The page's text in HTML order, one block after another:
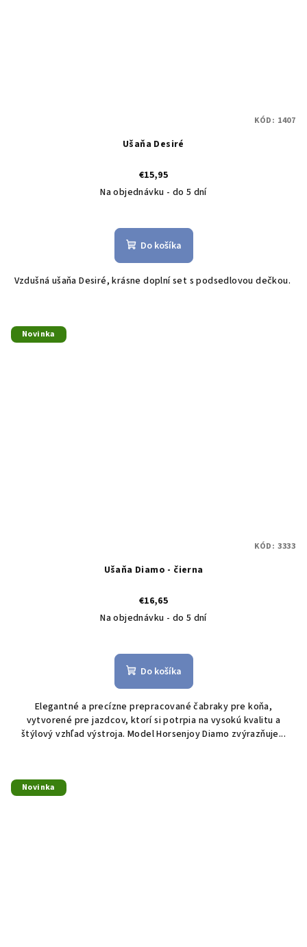
Ušaňa Desiré
€15,95
Na objednávku - do 5 dní
Do košíka
Vzdušná ušaňa Desiré, krásne doplní set s podsedlovou dečkou.
KÓD: 1407
Novinka
Ušaňa Diamo - čierna
€16,65
Na objednávku - do 5 dní
Do košíka
Elegantné a precízne prepracované čabraky pre koňa,
vytvorené pre jazdcov, ktorí si potrpia na vysokú kvalitu a
štýlový vzhľad výstroja. Model Horsenjoy Diamo zvýrazňuje...
KÓD: 3333
Novinka